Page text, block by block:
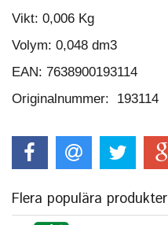
Vikt: 0,006 Kg
Volym: 0,048 dm3
EAN: 7638900193114
Originalnummer: 193114
Flera populära produkter